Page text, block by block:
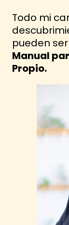
Todo mi
pueden
Manual
Propio.